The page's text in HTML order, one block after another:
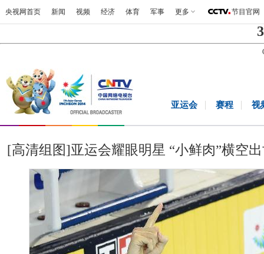
央视网首页 新闻 视频 经济 体育 军事 更多 节目官网
亚运会 赛程 视
[高清组图]亚运会耀眼明星 “小鲜肉”横空